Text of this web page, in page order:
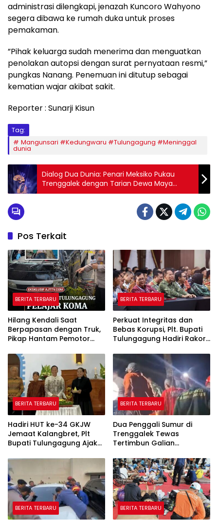
administrasi dilengkapi, jenazah Kuncoro Wahyono
segera dibawa ke rumah duka untuk proses
pemakaman.
​”Pihak keluarga sudah menerima dan menguatkan
penolakan autopsi dengan surat pernyataan resmi,”
pungkas Nanang. Penemuan ini ditutup sebagai
kematian wajar akibat sakit.
Reporter : Sunarji Kisun
Tag:
Mangunsari #Kedungwaru #Tulungagung #Meninggal
dunia
Dialog Dua Dunia: Penari Meksiko Pukau
Trenggalek dengan Tarian Dewa Maya
Berpadu Gamelan Jaranan
Pos Terkait
BERITA TERBARU
Hilang Kendali Saat
Berpapasan dengan Truk,
Pikap Hantam Pemotor
Tulungagung
BERITA TERBARU
Perkuat Integritas dan
Bebas Korupsi, Plt. Bupati
Tulungagung Hadiri Rakor
BERITA TERBARU
Hadiri HUT ke-34 GKJW
Jemaat Kalangbret, Plt
Bupati Tulungagung Ajak
BERITA TERBARU
Dua Penggali Sumur di
Trenggalek Tewas
Tertimbun Galian
BERITA TERBARU BERITA TERBARU